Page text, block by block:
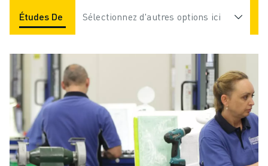
Études De Cas Applications Industries
Sélectionnez d'autres options ici